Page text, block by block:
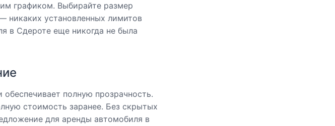
графиком. Выбирайте размер
никаких установленных лимитов
в Сдероте еще никогда не была
полную прозрачность.
стоимость заранее. Без скрытых
для аренды автомобиля в